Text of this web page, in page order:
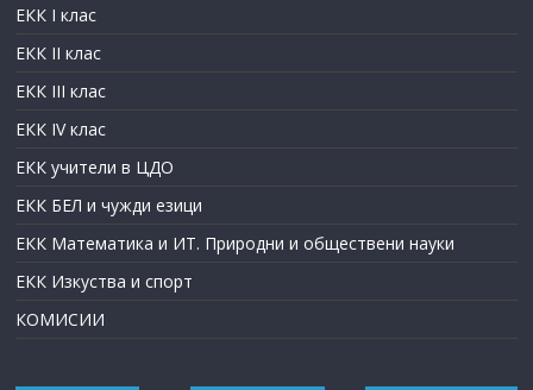
ЕКК I клас
ЕКК II клас
ЕКК III клас
ЕКК IV клас
ЕКК учители в ЦДО
ЕКК БЕЛ и чужди езици
ЕКК Математика и ИТ. Природни и обществени науки
ЕКК Изкуства и спорт
КОМИСИИ